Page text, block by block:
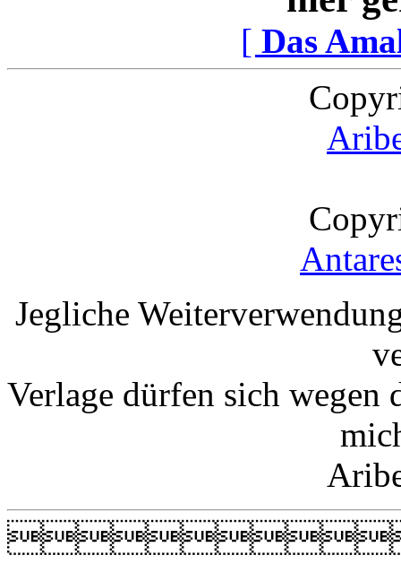
[ Das
Jegliche
Verlage dürfen sich wegen